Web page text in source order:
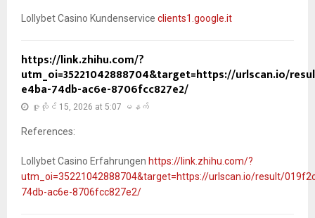
Lollybet Casino Kundenservice clients1.google.it
https://link.zhihu.com/?
utm_oi=35221042888704&target=https://urlscan.io/
e4ba-74db-ac6e-8706fcc827e2/
ဇူလိုင် 15, 2026 at 5:07 မနက်
References:
Lollybet Casino Erfahrungen https://link.zhihu.com/?
utm_oi=35221042888704&target=https://urlscan.io/result/
74db-ac6e-8706fcc827e2/